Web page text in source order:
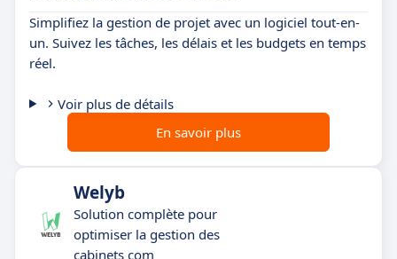
Simplifiez la gestion de projet avec un logiciel tout-en-
un. Suivez les tâches, les délais et les budgets en temps
réel.
Voir plus de détails
En savoir plus
Welyb
Solution complète pour
optimiser la gestion des
cabinets com